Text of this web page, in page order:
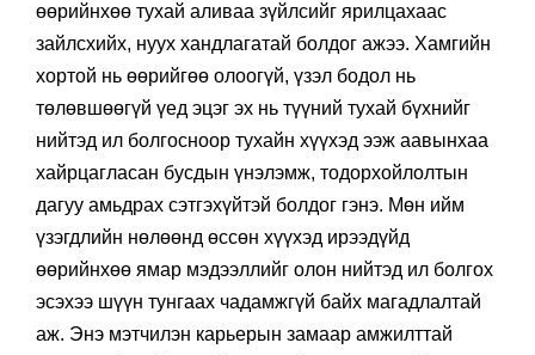
өөрийнхөө тухай аливаа зүйлсийг ярилцахаас
зайлсхийх, нуух хандлагатай болдог ажээ. Хамгийн
хортой нь өөрийгөө олоогүй, үзэл бодол нь
төлөвшөөгүй үед эцэг эх нь түүний тухай бүхнийг
нийтэд ил болгосноор тухайн хүүхэд ээж аавынхаа
хайрцагласан бусдын үнэлэмж, тодорхойлолтын
дагуу амьдрах сэтгэхүйтэй болдог гэнэ. Мөн ийм
үзэгдлийн нөлөөнд өссөн хүүхэд ирээдүйд
өөрийнхөө ямар мэдээллийг олон нийтэд ил болгох
эсэхээ шүүн тунгаах чадамжгүй байх магадлалтай
аж. Энэ мэтчилэн карьерын замаар амжилттай